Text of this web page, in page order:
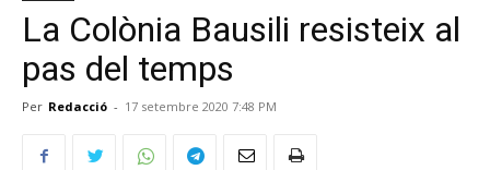
La Colònia Bausili resisteix al
pas del temps
Per Redacció - 17 setembre 2020 7:48 PM